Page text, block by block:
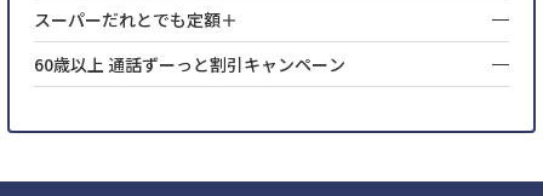
スーパーだれとでも定額＋
60歳以上 通話ずーっと割引キャンペーン